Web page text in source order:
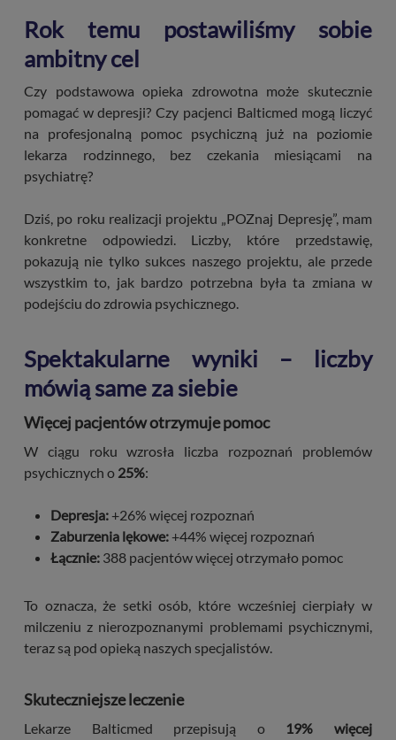
Rok temu postawiliśmy sobie
ambitny cel
Czy podstawowa opieka zdrowotna może skutecznie
pomagać w depresji? Czy pacjenci Balticmed mogą liczyć
na profesjonalną pomoc psychiczną już na poziomie
lekarza rodzinnego, bez czekania miesiącami na
psychiatrę?
Dziś, po roku realizacji projektu „POZnaj Depresję”, mam
konkretne odpowiedzi. Liczby, które przedstawię,
pokazują nie tylko sukces naszego projektu, ale przede
wszystkim to, jak bardzo potrzebna była ta zmiana w
podejściu do zdrowia psychicznego.
Spektakularne wyniki – liczby
mówią same za siebie
Więcej pacjentów otrzymuje pomoc
W ciągu roku wzrosła liczba rozpoznań problemów
psychicznych o 25%:
Depresja:+26% więcej rozpoznań
Zaburzenia lękowe:+44% więcej rozpoznań
Łącznie:388 pacjentów więcej otrzymało pomoc
To oznacza, że setki osób, które wcześniej cierpiały w
milczeniu z nierozpoznanymi problemami psychicznymi,
teraz są pod opieką naszych specjalistów.
Skuteczniejsze leczenie
Lekarze Balticmed przepisują o 19% więcej